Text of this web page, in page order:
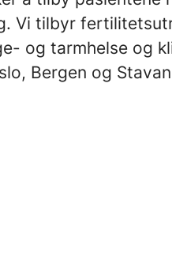
Vi tilbyr
og tarmhelse og
Bergen og